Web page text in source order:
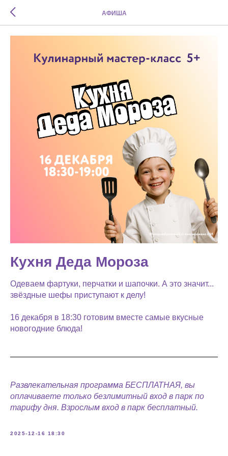
АФИША
Кухня Деда Мороза
Одеваем фартуки, перчатки и шапочки. А это значит...
звёздные шефы приступают к делу!
16 декабря в 18:30 готовим вместе самые вкусные
новогодние блюда!
Развлекательная программа БЕСПЛАТНАЯ, вы
оплачиваете только безлимитный вход в парк по
тарифу дня. Взрослым вход в парк бесплатный.
2025-12-16 18:30